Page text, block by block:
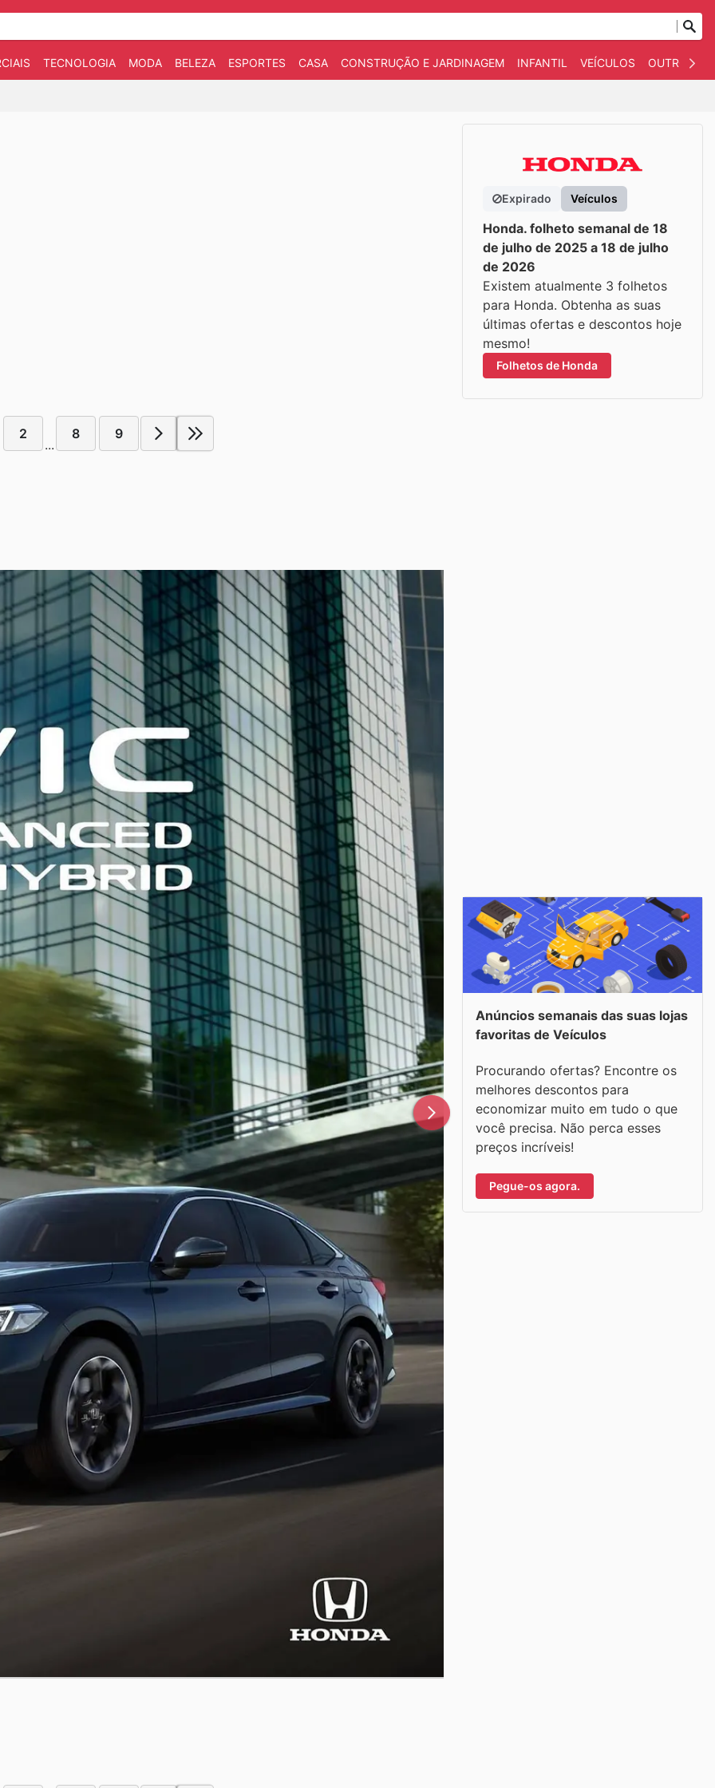
TECNOLOGIA MODA BELEZA ESPORTES CASA CONSTRUÇÃO E JARDINAGEM INFANTIL VEÍCULOS OUTROS
2
...
8 9
Expirado Veículos
Honda. folheto semanal de 18
de julho de 2025 a 18 de julho
de 2026
Existem atualmente 3 folhetos
para Honda. Obtenha as suas
últimas ofertas e descontos hoje
mesmo!
Folhetos de Honda
Anúncios semanais das suas lojas
favoritas de Veículos
Procurando ofertas? Encontre os
melhores descontos para
economizar muito em tudo o que
você precisa. Não perca esses
preços incríveis!
Pegue-os agora.